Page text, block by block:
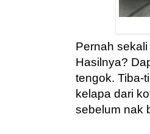
Pernah
Hasilnya?
tengok. Tiba-
kelapa dari
sebelum nak